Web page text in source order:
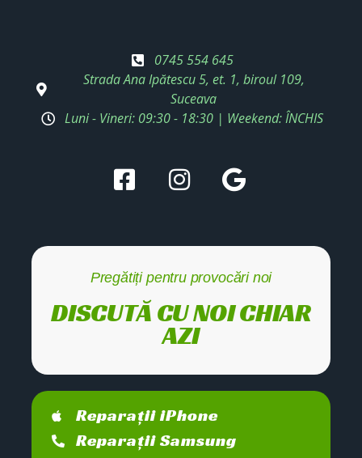
0745 554 645
Strada Ana Ipătescu 5, et. 1, biroul 109,
Suceava
Luni - Vineri: 09:30 - 18:30 | Weekend: ÎNCHIS
Pregătiți pentru provocări noi
DISCUTĂ CU NOI CHIAR
AZI
Reparații iPhone
Reparații Samsung